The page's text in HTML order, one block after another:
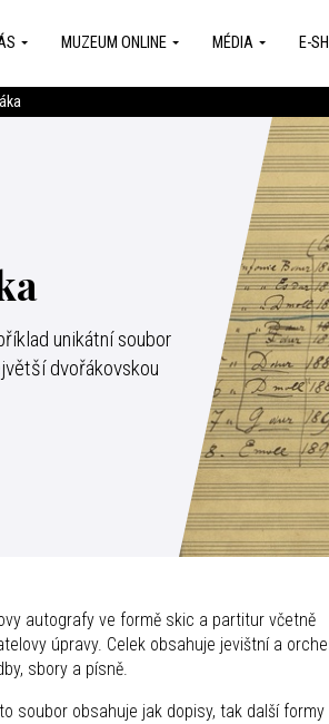
MUZEUM ONLINE MÉDIA E-
unikátní soubor
dvořákovskou
autografy ve formě skic a partitur včetně
úpravy. Celek obsahuje jevištní a
sbory a písně.
soubor obsahuje jak dopisy, tak další formy